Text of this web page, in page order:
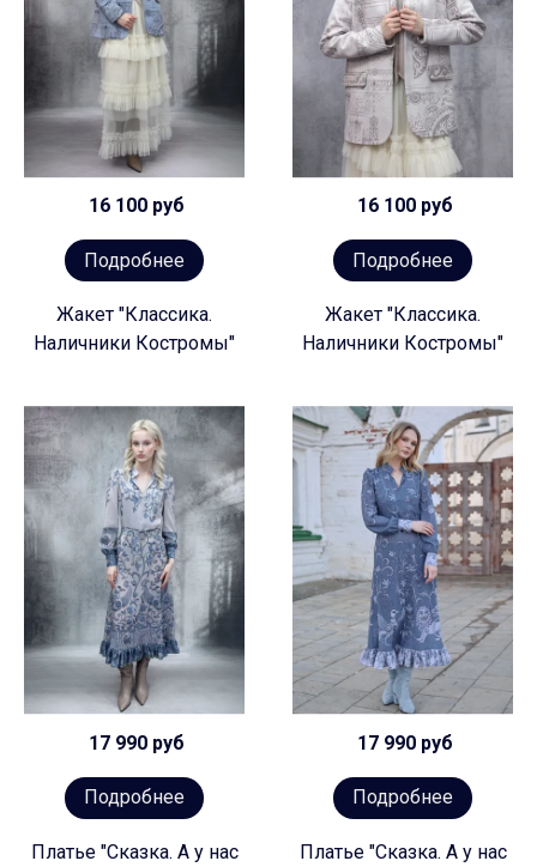
16 100 руб
Подробнее
Жакет "Классика.
Наличники Костромы"
16 100 руб
Подробнее
Жакет "Классика.
Наличники Костромы"
17 990 руб
Подробнее
Платье "Сказка. А у нас
17 990 руб
Подробнее
Платье "Сказка. А у нас